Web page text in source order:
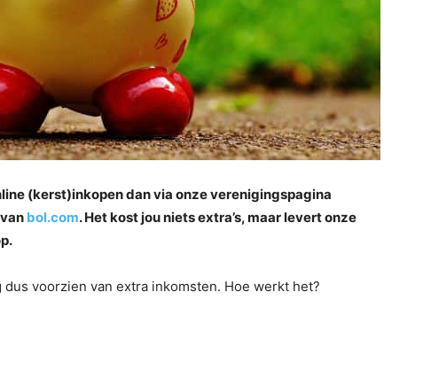
(kerst)inkopen dan via onze verenigingspagina
bol.com. Het kost jou niets extra’s, maar levert onze
voorzien van extra inkomsten. Hoe werkt het?